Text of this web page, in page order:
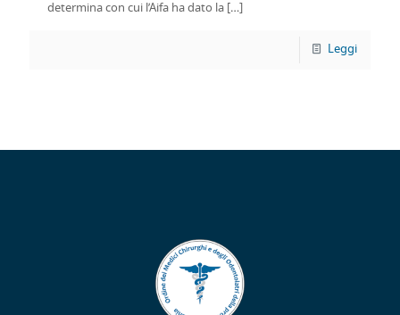
determina con cui l’Aifa ha dato la […]
Leggi